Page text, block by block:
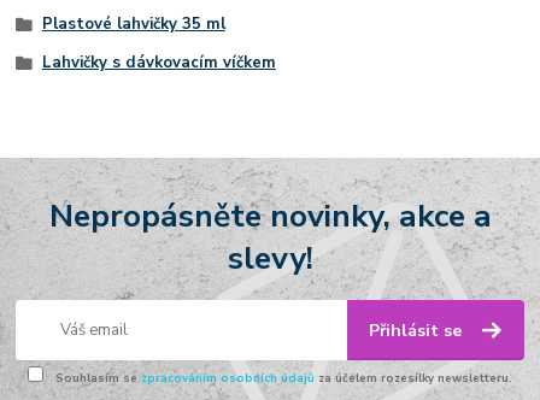
Plastové lahvičky 35 ml
Lahvičky s dávkovacím víčkem
Nepropásněte novinky, akce a
slevy!
Přihlásit se
Souhlasím se zpracováním osobních údajů za účelem rozesílky newsletteru.